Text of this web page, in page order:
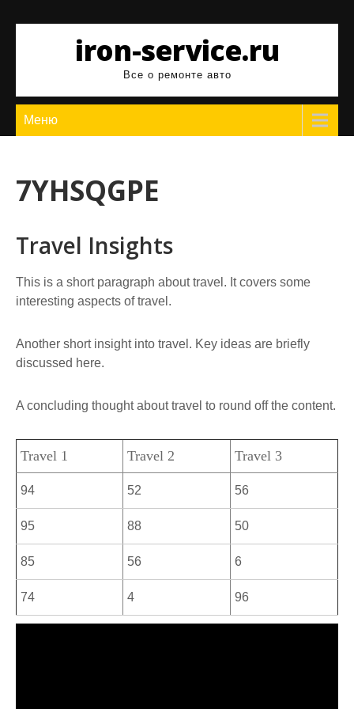
содержимомуiron-service.ru
Все о ремонте авто
Меню
7YHSQGPE
Travel Insights
This is a short paragraph about travel. It covers some
interesting aspects of travel.
Another short insight into travel. Key ideas are briefly
discussed here.
A concluding thought about travel to round off the content.
Travel 1 Travel 2 Travel 3
94 52 56
95 88 50
85 56 6
74 4 96